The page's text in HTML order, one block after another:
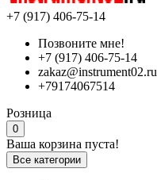
+7 (917) 406-75-14
Позвоните мне!
+7 (917) 406-75-14
zakaz@instrument02.ru
+79174067514
Розница
0
Ваша корзина пуста!
Все категории